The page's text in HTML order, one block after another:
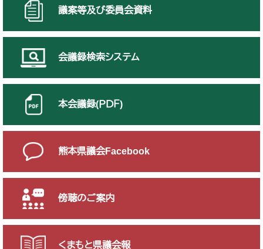
議案等及び委員会資料
会議録検索システム
本会議録(ＰＤＦ)
熊本県議会Facebook
傍聴のご案内
くまもと県議会報